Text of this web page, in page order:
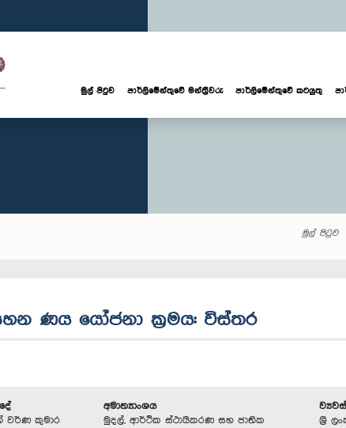
මුල් පිටුව පාර්ලි‌මේන්තුවේ මන්ත්‍රීවරු පාර්ලිමේන්තුවේ කටයුතු
මුල් පිටුව
සහන ණය යෝජනා ක්‍රමය: විස්තර
වර්ණ කුමාර
අමාත්‍යාංශය
මුදල්, ආර්ථික ස්ථායීකරණ සහ ජාතික
ශ්‍රී